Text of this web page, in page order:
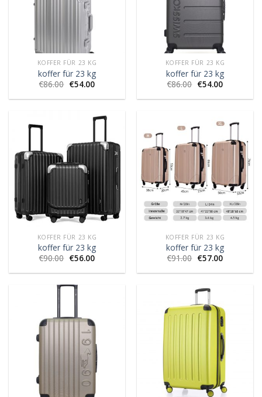
KOFFER FÜR 23 KG
koffer für 23 kg
€86.00 €54.00
KOFFER FÜR 23 KG
koffer für 23 kg
€86.00 €54.00
KOFFER FÜR 23 KG
koffer für 23 kg
€90.00 €56.00
KOFFER FÜR 23 KG
koffer für 23 kg
€91.00 €57.00